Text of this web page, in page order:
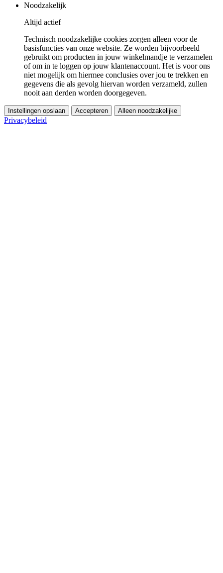
Noodzakelijk
Altijd actief
Technisch noodzakelijke cookies zorgen alleen voor de
basisfuncties van onze website. Ze worden bijvoorbeeld
gebruikt om producten in jouw winkelmandje te verzamelen
of om in te loggen op jouw klantenaccount. Het is voor ons
niet mogelijk om hiermee conclusies over jou te trekken en
gegevens die als gevolg hiervan worden verzameld, zullen
nooit aan derden worden doorgegeven.
Instellingen opslaan Accepteren Alleen noodzakelijke
Privacybeleid